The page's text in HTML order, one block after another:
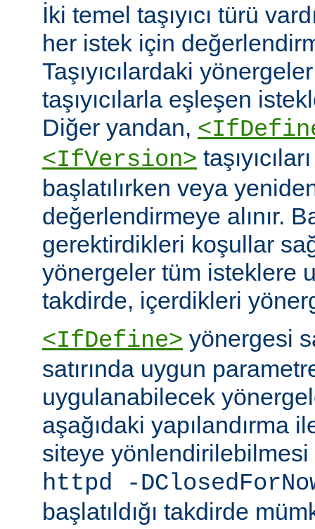
İki temel taşıyıcı türü
her istek için
Taşıyıcılardaki
taşıyıcılarla eşleşen
Diğer yandan,
<IfVersion>
başlatılırken veya
değerlendirmeye alınır.
gerektirdikleri koşullar
yönergeler tüm isteklere
takdirde, içerdikleri
<IfDefine> yönergesi
satırında uygun
uygulanabilecek
aşağıdaki yapılandırma
siteye
httpd -
başlatıldığı takdirde